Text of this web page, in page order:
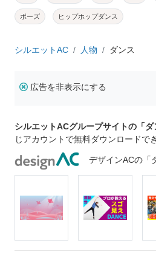
ポーズ ヒップホップダンス
シルエットAC 人物 ダンス
広告を非表示にする
シルエットACグループサイトの「
じアカウントで無料ダウンロードで
デザインACの「